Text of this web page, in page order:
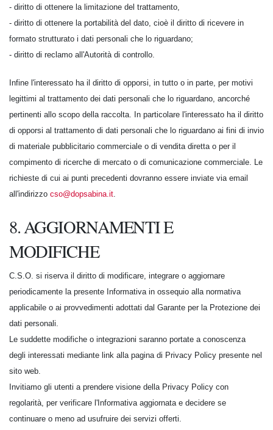
- diritto di ottenere la limitazione del trattamento,
- diritto di ottenere la portabilità del dato, cioè il diritto di ricevere in
formato strutturato i dati personali che lo riguardano;
- diritto di reclamo all'Autorità di controllo.
Infine l'interessato ha il diritto di opporsi, in tutto o in parte, per motivi
legittimi al trattamento dei dati personali che lo riguardano, ancorché
pertinenti allo scopo della raccolta. In particolare l'interessato ha il diritto
di opporsi al trattamento di dati personali che lo riguardano ai fini di invio
di materiale pubblicitario commerciale o di vendita diretta o per il
compimento di ricerche di mercato o di comunicazione commerciale. Le
richieste di cui ai punti precedenti dovranno essere inviate via email
all'indirizzo cso@dopsabina.it.
8. AGGIORNAMENTI E
MODIFICHE
C.S.O. si riserva il diritto di modificare, integrare o aggiornare
periodicamente la presente Informativa in ossequio alla normativa
applicabile o ai provvedimenti adottati dal Garante per la Protezione dei
dati personali.
Le suddette modifiche o integrazioni saranno portate a conoscenza
degli interessati mediante link alla pagina di Privacy Policy presente nel
sito web.
Invitiamo gli utenti a prendere visione della Privacy Policy con
regolarità, per verificare l'Informativa aggiornata e decidere se
continuare o meno ad usufruire dei servizi offerti.